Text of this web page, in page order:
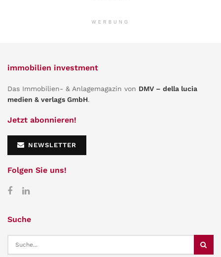
WERBUNG
immobilien investment
Das Immobilien- & Anlagemagazin von DMV – della lucia
medien & verlags GmbH.
Jetzt abonnieren!
NEWSLETTER
Folgen Sie uns!
Suche